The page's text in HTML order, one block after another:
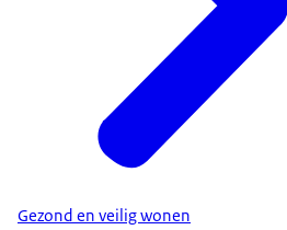
Gezond en veilig wonen